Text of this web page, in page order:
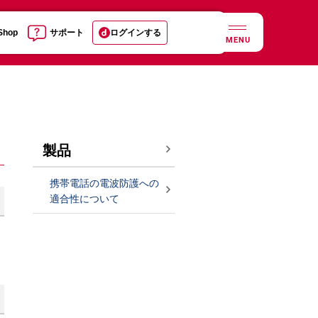
サポート ログインする
MENU
製品
携帯電話の電波防護への
適合性について